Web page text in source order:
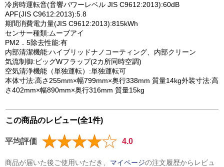
冷房時運転音(音響パワーレベル JIS C9612:2013):60dB
APF(JIS C9612:2013):5.8
期間消費電力量(JIS C9612:2013):815kWh
センサー種類:ムーブアイ
PM2．5除去性能:有
内部清潔機能:ハイブリッドナノコーティング、内部クリーン
気流制御:ビッグWフラップ(2カ所同時空調)
空気清浄機能（単独運転）:単独運転可
本体寸法:高さ255mm×幅799mm×奥行338mm 質量14kg外装寸法:高
さ402mm×幅890mm×奥行316mm 質量15kg
この商品のレビュー(全1件)
平均評価 4.0
商品が届いた後ご使用いただき、 マイページの注文履歴からレビュ